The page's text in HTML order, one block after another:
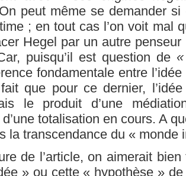
peut même se demander
; en tout cas l’on voit mal
Hegel par un autre
puisqu’il est question de
fondamentale entre
que pour ce dernier,
le produit d’une
totalisation en cours. A
la transcendance du « monde
de l’article, on aimerait
» ou cette « hypothèse »